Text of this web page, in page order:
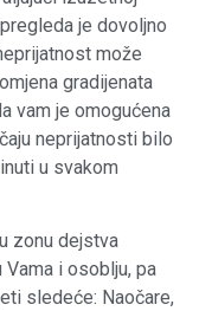
je dovoljno
može
gradijenata
vam je omogućena
neprijatnosti bilo
u svakom
zonu dejstva
i osoblju, pa
sledeće: Naočare,